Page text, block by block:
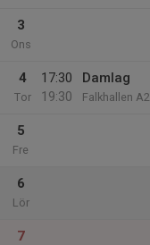
3
Ons
4
Tor
17:30
19:30
Damlag
Falkhallen A2
5
Fre
6
Lör
7